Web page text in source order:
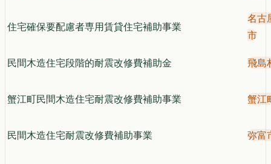
住宅確保要配慮者専用賃貸住宅補助事業
名古
市
民間木造住宅段階的耐震改修費補助金 飛島
蟹江町民間木造住宅耐震改修費補助事業 蟹江
民間木造住宅耐震改修費補助事業 弥富